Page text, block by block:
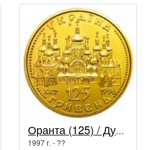
Оранта (125) / Духовные сокровища Украины
1997 г. - ??